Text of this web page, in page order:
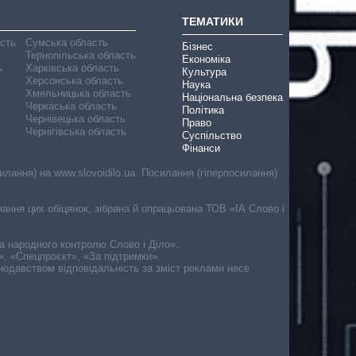
Сумська область
Тернопільська область
Харківська область
Херсонська область
Хмельницька область
Черкаська область
Чернівецька область
Чернігівська область
ТЕМАТИКИ
Бізнес
Економіка
Культура
Наука
Національна безпека
Політика
Право
Суспільство
Фінанси
на www.slovoidilo.ua. Посилання (гіперпосилання)
цих обіцянок, зібрана й опрацьована ТОВ «ІА Слово і
народного контролю Слово і Діло».
«Спецпроєкт», «За підтримки».
відповідальність за зміст реклами несе